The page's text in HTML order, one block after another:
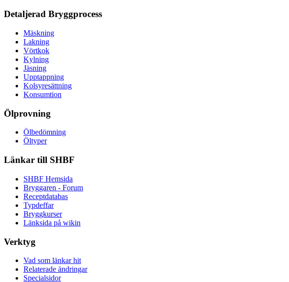
Detaljerad Bryggprocess
Mäskning
Lakning
Vörtkok
Kylning
Jäsning
Upptappning
Kolsyresättning
Konsumtion
Ölprovning
Ölbedömning
Öltyper
Länkar till SHBF
SHBF Hemsida
Bryggaren - Forum
Receptdatabas
Typdeffar
Bryggkurser
Länksida på wikin
Verktyg
Vad som länkar hit
Relaterade ändringar
Specialsidor